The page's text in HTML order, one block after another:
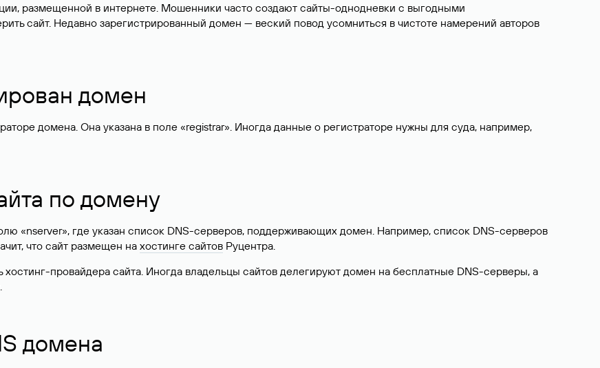
размещенной в интернете. Мошенники часто создают сайты-однодневки с выгодными
сайт. Недавно зарегистрированный домен — веский повод усомниться в чистоте намерений авторов
домен
домена. Она указана в поле «registrar». Иногда данные о регистраторе нужны для суда, например,
по домену
«nserver», где указан список DNS-серверов, поддерживающих домен. Например, список DNS-серверов
что сайт размещен на хостинге сайтов Руцентра.
провайдера сайта. Иногда владельцы сайтов делегируют домен на бесплатные DNS-серверы, а
домена